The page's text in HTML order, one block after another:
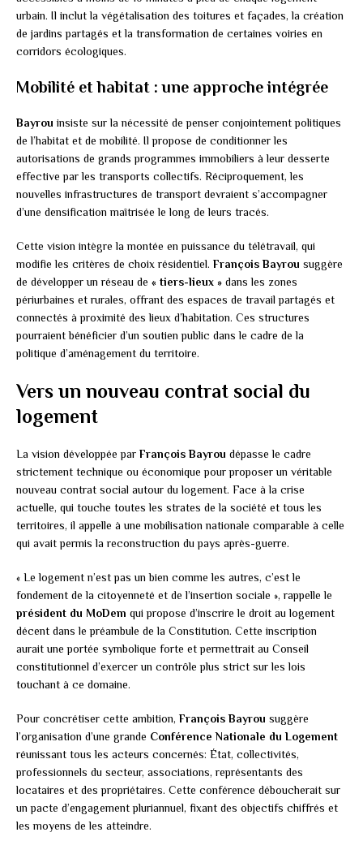
urbain. Il inclut la végétalisation des toitures et façades, la création
de jardins partagés et la transformation de certaines voiries en
corridors écologiques.
Mobilité et habitat : une approche intégrée
Bayrou insiste sur la nécessité de penser conjointement politiques
de l’habitat et de mobilité. Il propose de conditionner les
autorisations de grands programmes immobiliers à leur desserte
effective par les transports collectifs. Réciproquement, les
nouvelles infrastructures de transport devraient s’accompagner
d’une densification maîtrisée le long de leurs tracés.
Cette vision intègre la montée en puissance du télétravail, qui
modifie les critères de choix résidentiel. François Bayrou suggère
de développer un réseau de « tiers-lieux » dans les zones
périurbaines et rurales, offrant des espaces de travail partagés et
connectés à proximité des lieux d’habitation. Ces structures
pourraient bénéficier d’un soutien public dans le cadre de la
politique d’aménagement du territoire.
Vers un nouveau contrat social du
logement
La vision développée par François Bayrou dépasse le cadre
strictement technique ou économique pour proposer un véritable
nouveau contrat social autour du logement. Face à la crise
actuelle, qui touche toutes les strates de la société et tous les
territoires, il appelle à une mobilisation nationale comparable à celle
qui avait permis la reconstruction du pays après-guerre.
« Le logement n’est pas un bien comme les autres, c’est le
fondement de la citoyenneté et de l’insertion sociale », rappelle le
président du MoDem qui propose d’inscrire le droit au logement
décent dans le préambule de la Constitution. Cette inscription
aurait une portée symbolique forte et permettrait au Conseil
constitutionnel d’exercer un contrôle plus strict sur les lois
touchant à ce domaine.
Pour concrétiser cette ambition, François Bayrou suggère
l’organisation d’une grande Conférence Nationale du Logement
réunissant tous les acteurs concernés: État, collectivités,
professionnels du secteur, associations, représentants des
locataires et des propriétaires. Cette conférence déboucherait sur
un pacte d’engagement pluriannuel, fixant des objectifs chiffrés et
les moyens de les atteindre.